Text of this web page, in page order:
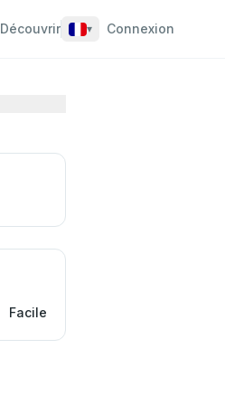
Découvrir ▾ Connexion
Facile